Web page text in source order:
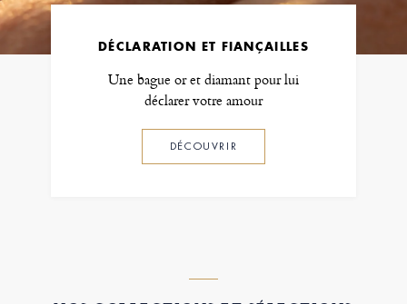
DÉCLARATION ET FIANÇAILLES
Une bague or et diamant pour lui
déclarer votre amour
DÉCOUVRIR